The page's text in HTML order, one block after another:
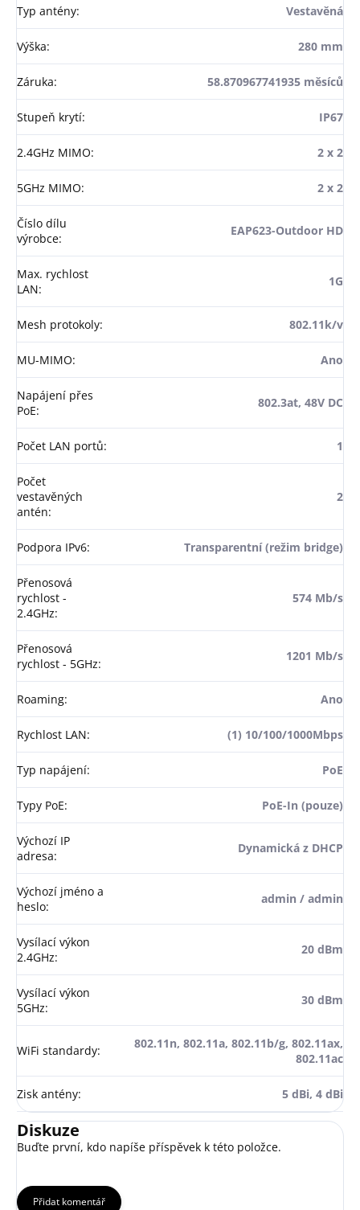
Typ antény: Vestavěná
Výška: 280 mm
Záruka: 58.870967741935 měsíců
Stupeň krytí: IP67
2.4GHz MIMO: 2 x 2
5GHz MIMO: 2 x 2
Číslo dílu
výrobce:
EAP623-Outdoor HD
Max. rychlost
LAN:
1G
Mesh protokoly: 802.11k/v
MU-MIMO: Ano
Napájení přes
PoE:
802.3at, 48V DC
Počet LAN portů: 1
Počet
vestavěných
antén:
2
Podpora IPv6: Transparentní (režim bridge)
Přenosová
rychlost -
2.4GHz:
574 Mb/s
Přenosová
rychlost - 5GHz:
1201 Mb/s
Roaming: Ano
Rychlost LAN: (1) 10/100/1000Mbps
Typ napájení: PoE
Typy PoE: PoE-In (pouze)
Výchozí IP
adresa:
Dynamická z DHCP
Výchozí jméno a
heslo:
admin / admin
Vysílací výkon
2.4GHz:
20 dBm
Vysílací výkon
5GHz:
30 dBm
WiFi standardy:
802.11n, 802.11a, 802.11b/g, 802.11ax,
802.11ac
Zisk antény: 5 dBi, 4 dBi
Diskuze
Buďte první, kdo napíše příspěvek k této položce.
Přidat komentář